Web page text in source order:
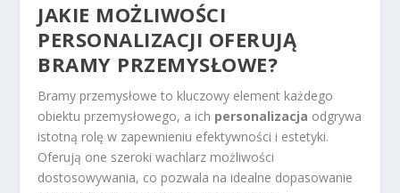
JAKIE MOŻLIWOŚCI
PERSONALIZACJI OFERUJĄ
BRAMY PRZEMYSŁOWE?
Bramy przemysłowe to kluczowy element każdego
obiektu przemysłowego, a ich personalizacja odgrywa
istotną rolę w zapewnieniu efektywności i estetyki.
Oferują one szeroki wachlarz możliwości
dostosowywania, co pozwala na idealne dopasowanie